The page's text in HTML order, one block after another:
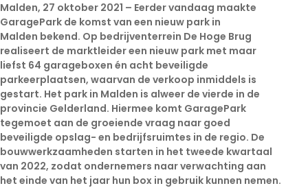
Malden, 27 oktober 2021 – Eerder vandaag maakte
GaragePark de komst van een nieuw park in
Malden bekend. Op bedrijventerrein De Hoge Brug
realiseert de marktleider een nieuw park met maar
liefst 64 garageboxen én acht beveiligde
parkeerplaatsen, waarvan de verkoop inmiddels is
gestart. Het park in Malden is alweer de vierde in de
provincie Gelderland. Hiermee komt GaragePark
tegemoet aan de groeiende vraag naar goed
beveiligde opslag- en bedrijfsruimtes in de regio. De
bouwwerkzaamheden starten in het tweede kwartaal
van 2022, zodat ondernemers naar verwachting aan
het einde van het jaar hun box in gebruik kunnen nemen.